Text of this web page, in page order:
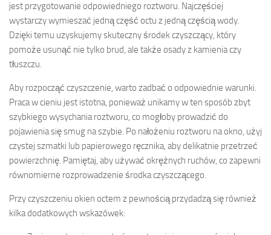
jest przygotowanie odpowiedniego roztworu. Najczęściej
wystarczy wymieszać jedną część octu z jedną częścią wody.
Dzięki temu uzyskujemy skuteczny środek czyszczący, który
pomoże usunąć nie tylko brud, ale także osady z kamienia czy
tłuszczu.
Aby rozpocząć czyszczenie, warto zadbać o odpowiednie warunki.
Praca w cieniu jest istotna, ponieważ unikamy w ten sposób zbyt
szybkiego wysychania roztworu, co mogłoby prowadzić do
pojawienia się smug na szybie. Po nałożeniu roztworu na okno, użyj
czystej szmatki lub papierowego ręcznika, aby delikatnie przetrzeć
powierzchnię. Pamiętaj, aby używać okrężnych ruchów, co zapewni
równomierne rozprowadzenie środka czyszczącego.
Przy czyszczeniu okien octem z pewnością przydadzą się również
kilka dodatkowych wskazówek: